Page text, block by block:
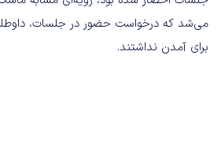
می‌شد که درخواست حضور در جلسات،
برای آمدن نداشتند.